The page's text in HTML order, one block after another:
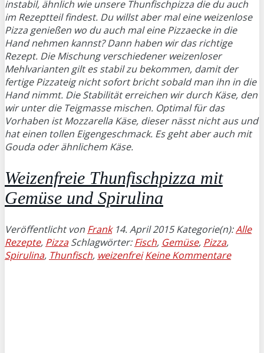
instabil, ähnlich wie unsere Thunfischpizza die du auch
im Rezeptteil findest. Du willst aber mal eine weizenlose
Pizza genießen wo du auch mal eine Pizzaecke in die
Hand nehmen kannst? Dann haben wir das richtige
Rezept. Die Mischung verschiedener weizenloser
Mehlvarianten gilt es stabil zu bekommen, damit der
fertige Pizzateig nicht sofort bricht sobald man ihn in die
Hand nimmt. Die Stabilität erreichen wir durch Käse, den
wir unter die Teigmasse mischen. Optimal für das
Vorhaben ist Mozzarella Käse, dieser nässt nicht aus und
hat einen tollen Eigengeschmack. Es geht aber auch mit
Gouda oder ähnlichem Käse.
Weizenfreie Thunfischpizza mit
Gemüse und Spirulina
Veröffentlicht von Frank 14. April 2015 Kategorie(n):Alle
Rezepte, PizzaSchlagwörter:Fisch, Gemüse, Pizza,
Spirulina, Thunfisch, weizenfrei Keine Kommentare